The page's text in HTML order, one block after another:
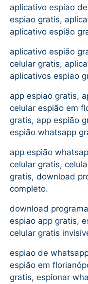
aplicativo espiao
espiao gratis,
aplicativo espião
aplicativo espião
celular gratis,
aplicativos espiao
app espiao gratis,
celular espião em
gratis, app espião
espião whatsapp
app espião
celular gratis,
gratis, download
completo.
download
espiao app gratis,
celular gratis
espiao de
espião em
gratis, espionar